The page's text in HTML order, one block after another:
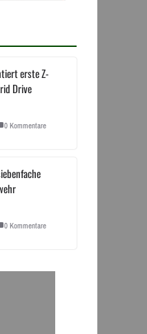
erste Z-
Drive
0 Kommentare
0 Kommentare